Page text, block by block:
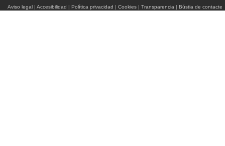
Aviso legal| Accesibilidad | Política privacidad | Cookies| Transparencia| Bústia de contacte